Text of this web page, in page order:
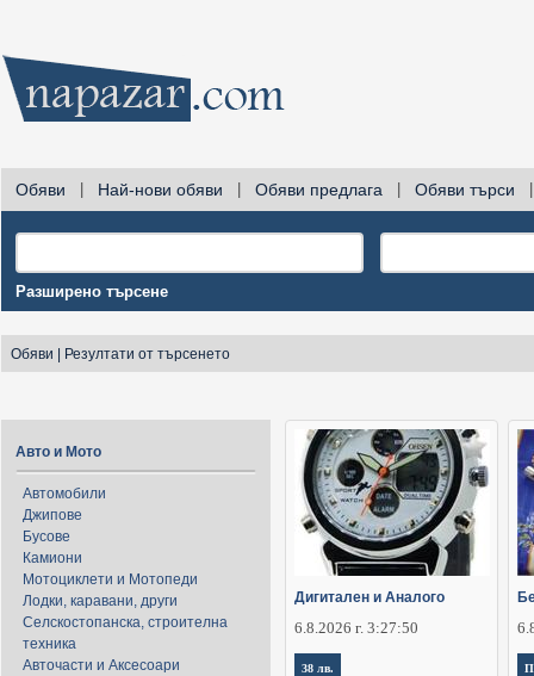
Обяви Най-нови обяви Обяви предлага Обяви търси
Разширено търсене
Обяви Резултати от търсенето
Авто и Мото
Автомобили
Джипове
Бусове
Камиони
Мотоциклети и Мотопеди
Лодки, каравани, други
Селскостопанска, строителна
техника
Авточасти и Аксесоари
Дигитален и Аналого
6.8.2026 г. 3:27:50
38 лв.